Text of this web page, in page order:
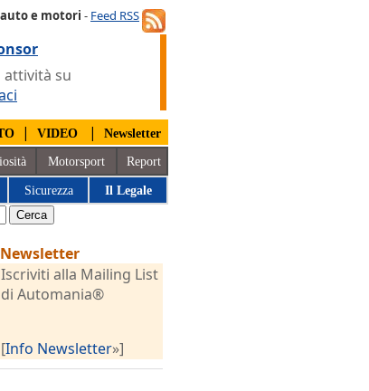
e motori - Feed RSS
su
| VIDEO | Newsletter
Motorsport Report
Sicurezza Il Legale
Newsletter
Iscriviti alla Mailing List
di Automania®
[Info Newsletter»]